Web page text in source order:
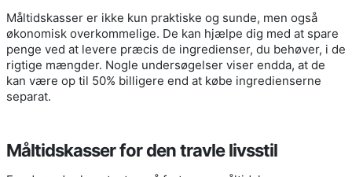
Måltidskasser er ikke kun praktiske og sunde, men også
økonomisk overkommelige. De kan hjælpe dig med at spare
penge ved at levere præcis de ingredienser, du behøver, i de
rigtige mængder. Nogle undersøgelser viser endda, at de
kan være op til 50% billigere end at købe ingredienserne
separat.
Måltidskasser for den travle livsstil